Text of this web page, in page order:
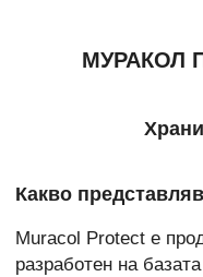
МУРАКОЛ
Какво
Muracol Protect е
разработен на